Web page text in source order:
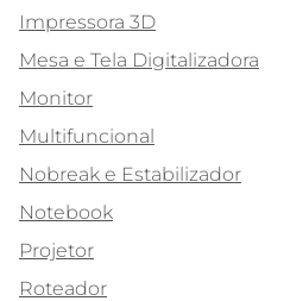
Impressora 3D
Mesa e Tela Digitalizadora
Monitor
Multifuncional
Nobreak e Estabilizador
Notebook
Projetor
Roteador